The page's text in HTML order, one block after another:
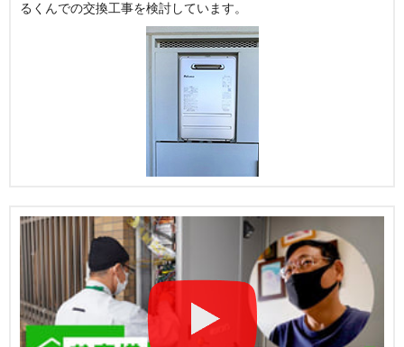
るくんでの交換工事を検討しています。